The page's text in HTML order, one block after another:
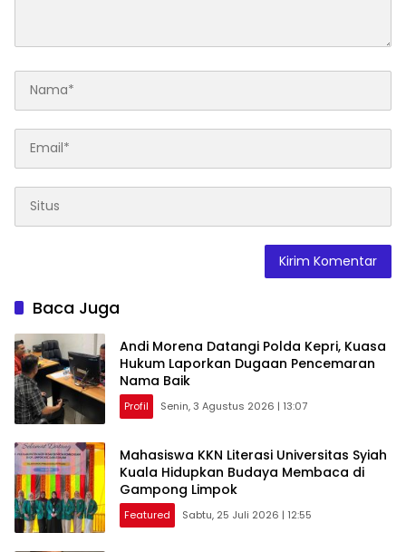
Baca Juga
Andi Morena Datangi Polda Kepri, Kuasa
Hukum Laporkan Dugaan Pencemaran
Nama Baik
Profil Senin, 3 Agustus 2026 | 13:07
Mahasiswa KKN Literasi Universitas Syiah
Kuala Hidupkan Budaya Membaca di
Gampong Limpok
Featured Sabtu, 25 Juli 2026 | 12:55